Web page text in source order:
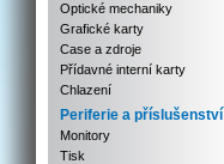
Optické mechaniky
Grafické karty
Case a zdroje
Přídavné interní karty
Chlazení
Periferie a příslušenství
Monitory
Tisk